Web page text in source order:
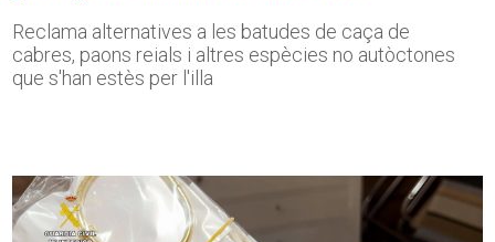
Reclama alternatives a les batudes de caça de
cabres, paons reials i altres espècies no autòctones
que s'han estès per l'illa